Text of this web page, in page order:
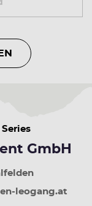
GmbH
leogang.at